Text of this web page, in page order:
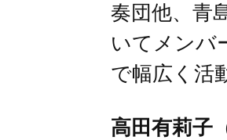
奏団他、青
いてメンバ
で幅広く活
高田有莉子